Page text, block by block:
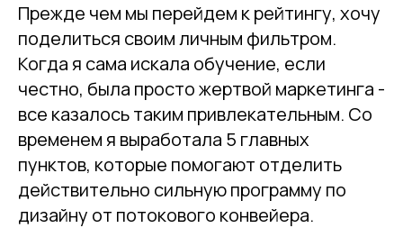
Прежде чем мы перейдем к рейтингу, хочу
поделиться своим личным фильтром.
Когда я сама искала обучение, если
честно, была просто жертвой маркетинга -
все казалось таким привлекательным. Со
временем я выработала 5 главных
пунктов, которые помогают отделить
действительно сильную программу по
дизайну от потокового конвейера.